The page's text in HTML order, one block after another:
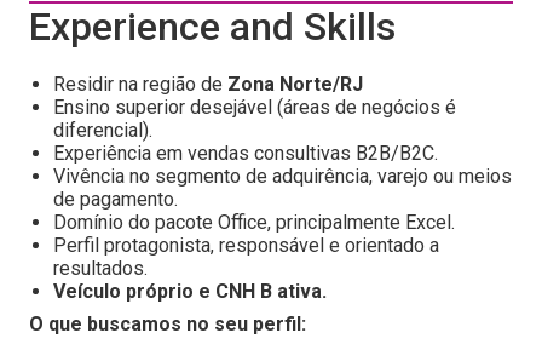
Experience and Skills
Residir na região de Zona Norte/RJ
Ensino superior desejável (áreas de negócios é
diferencial).
Experiência em vendas consultivas B2B/B2C.
Vivência no segmento de adquirência, varejo ou meios
de pagamento.
Domínio do pacote Office, principalmente Excel.
Perfil protagonista, responsável e orientado a
resultados.
Veículo próprio e CNH B ativa.
O que buscamos no seu perfil: